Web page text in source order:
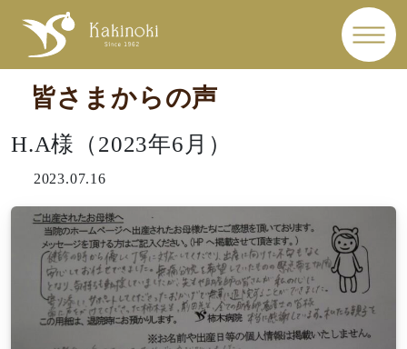
皆さまからの声
H.A様（2023年6月）
2023.07.16